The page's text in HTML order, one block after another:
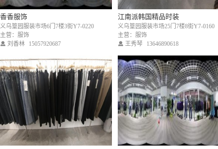
香香服饰
义乌篁园服装市场6门7楼3街Y7-0220
主营：服饰
刘香林
15057920687
江南派韩国精品时装
义乌篁园服装市场25门7楼8街Y7-0160
主营：服饰
王秀琴
13646890618